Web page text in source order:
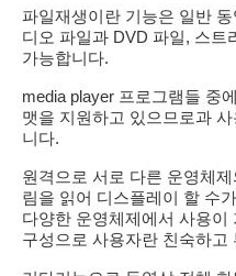
파일재생이란 기능은 일반
디오 파일과 DVD 파일, 스트
가능합니다.
media player 프로그램들 중
맷을 지원하고 있으므로과
니다.
원격으로 서로 다른 운영체
림을 읽어 디스플레이 할 수
다양한 운영체제에서 사용이
구성으로 사용자란 친숙하고